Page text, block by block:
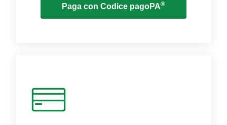
Paga con Codice pagoPA®